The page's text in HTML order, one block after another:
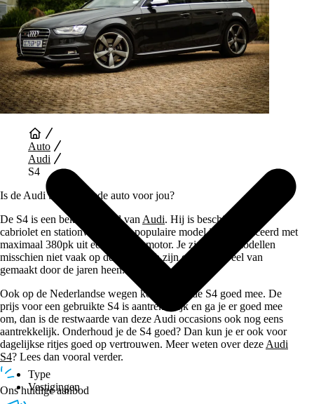
Auto Diensten
Type
Vestigingen
Auto
Audi
S4
Is de Audi S4 een goede auto voor jou?
De S4 is een bekend model van Audi. Hij is beschikbaar als
cabriolet en stationwagen. Dit populaire model is geproduceerd met
maximaal 380pk uit een benzine motor. Je ziet de S4 modellen
misschien niet vaak op de weg, toch zijn er relatief veel van
gemaakt door de jaren heen.
Ook op de Nederlandse wegen kom je met de S4 goed mee. De
prijs voor een gebruikte S4 is aantrekkelijk en ga je er goed mee
om, dan is de restwaarde van deze Audi occasions ook nog eens
aantrekkelijk. Onderhoud je de S4 goed? Dan kun je er ook voor
dagelijkse ritjes goed op vertrouwen. Meer weten over deze Audi
S4? Lees dan vooral verder.
Ons huidige aanbod